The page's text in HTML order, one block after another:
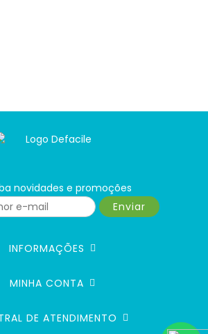
novidades e promoções
Enviar
INFORMAÇÕES
MINHA CONTA
DE ATENDIMENTO